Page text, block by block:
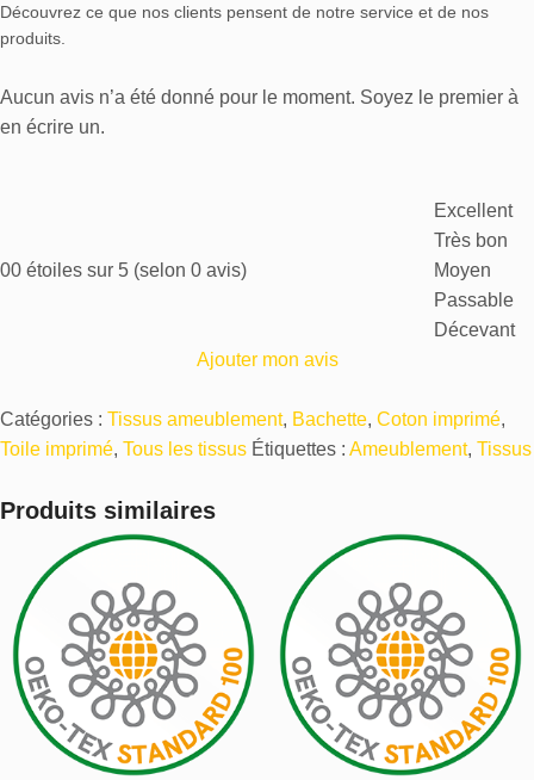
Découvrez ce que nos clients pensent de notre service et de nos
produits.
Aucun avis n’a été donné pour le moment. Soyez le premier à
en écrire un.
00 étoiles sur 5 (selon 0 avis)
Excellent
Très bon
Moyen
Passable
Décevant
Ajouter mon avis
Catégories : Tissus ameublement, Bachette, Coton imprimé,
Toile imprimé, Tous les tissus Étiquettes : Ameublement, Tissus
Produits similaires